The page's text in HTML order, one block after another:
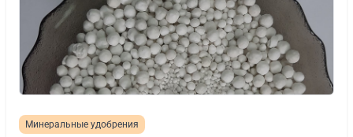
Минеральные удобрения